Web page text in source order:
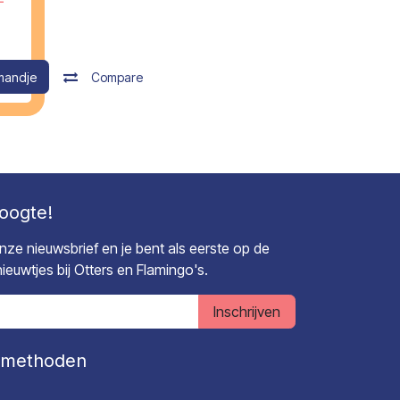
Compare
nieuwsbrief en je bent als eerste op de
bij Otters en Flamingo's.
Inschrijven